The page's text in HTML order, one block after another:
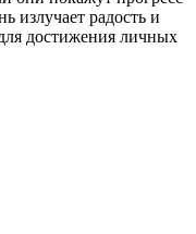
излучает радость и
достижения личных